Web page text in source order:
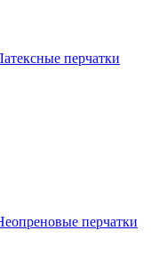
перчатки
перчатки